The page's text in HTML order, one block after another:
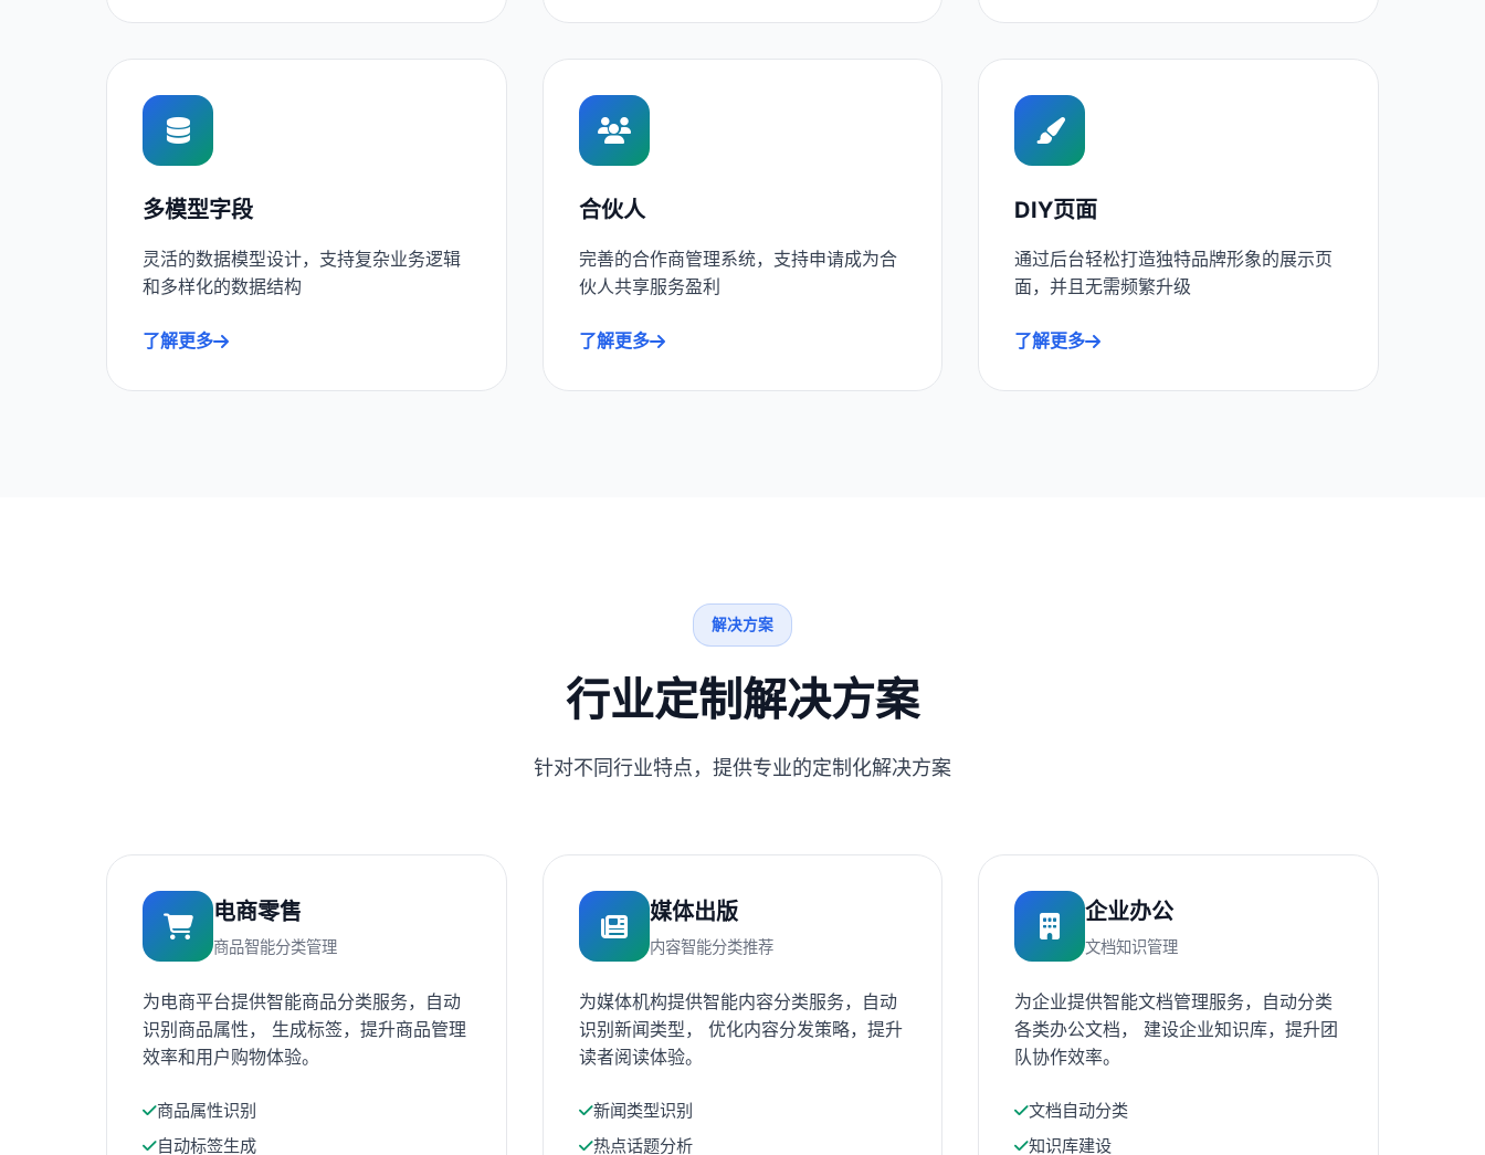
多模型字段
灵活的数据模型设计，支持复杂业务逻辑
和多样化的数据结构
了解更多
合伙人
完善的合作商管理系统，支持申请成为合
伙人共享服务盈利
了解更多
DIY页面
通过后台轻松打造独特品牌形象的展示页
面，并且无需频繁升级
了解更多
解决方案
行业定制解决方案
针对不同行业特点，提供专业的定制化解决方案
电商零售
商品智能分类管理
为电商平台提供智能商品分类服务，自动
识别商品属性， 生成标签，提升商品管理
效率和用户购物体验。
商品属性识别
自动标签生成
媒体出版
内容智能分类推荐
为媒体机构提供智能内容分类服务，自动
识别新闻类型， 优化内容分发策略，提升
读者阅读体验。
新闻类型识别
热点话题分析
企业办公
文档知识管理
为企业提供智能文档管理服务，自动分类
各类办公文档， 建设企业知识库，提升团
队协作效率。
文档自动分类
知识库建设